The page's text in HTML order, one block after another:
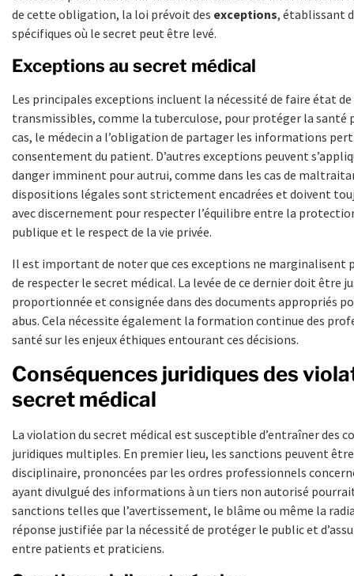
de cette obligation, la loi prévoit des exceptions, établissant
spécifiques où le secret peut être levé.
Exceptions au secret médical
Les principales exceptions incluent la nécessité de faire état
transmissibles, comme la tuberculose, pour protéger la santé
cas, le médecin a l’obligation de partager les informations
consentement du patient. D’autres exceptions peuvent
danger imminent pour autrui, comme dans les cas de
dispositions légales sont strictement encadrées et doivent
avec discernement pour respecter l’équilibre entre la
publique et le respect de la vie privée.
Il est important de noter que ces exceptions ne marginalisent
de respecter le secret médical. La levée de ce dernier doit être
proportionnée et consignée dans des documents appropriés
abus. Cela nécessite également la formation continue des
santé sur les enjeux éthiques entourant ces décisions.
Conséquences juridiques des
secret médical
La violation du secret médical est susceptible d’entraîner des
juridiques multiples. En premier lieu, les sanctions peuvent
disciplinaire, prononcées par les ordres professionnels
ayant divulgué des informations à un tiers non autorisé
sanctions telles que l’avertissement, le blâme ou même la
réponse justifiée par la nécessité de protéger le public et
entre patients et praticiens.